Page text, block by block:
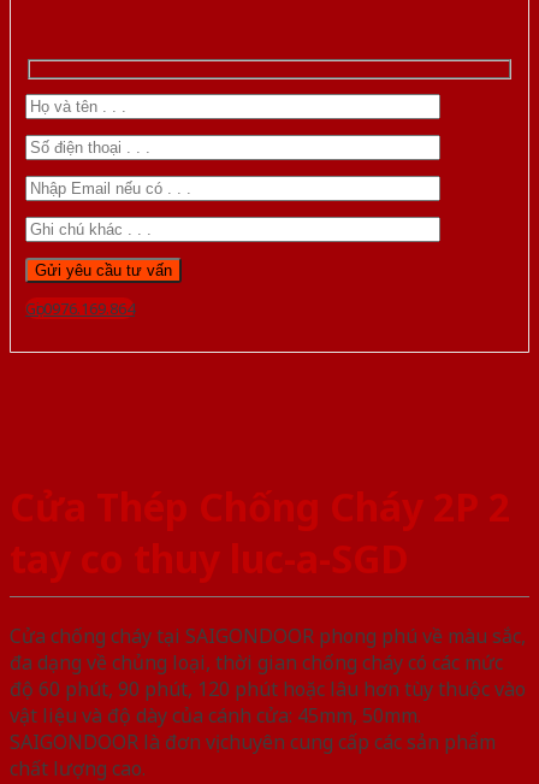
Gọi 0976.169.864
Cửa Thép Chống Cháy 2P 2
tay co thuy luc-a-SGD
Cửa chống cháy tại SAIGONDOOR phong phú về màu sắc,
đa dạng về chủng loại, thời gian chống cháy có các mức
độ 60 phút, 90 phút, 120 phút hoặc lâu hơn tùy thuộc vào
vật liệu và độ dày của cánh cửa: 45mm, 50mm.
SAIGONDOOR là đơn vị chuyên cung cấp các sản phẩm
chất lượng cao.